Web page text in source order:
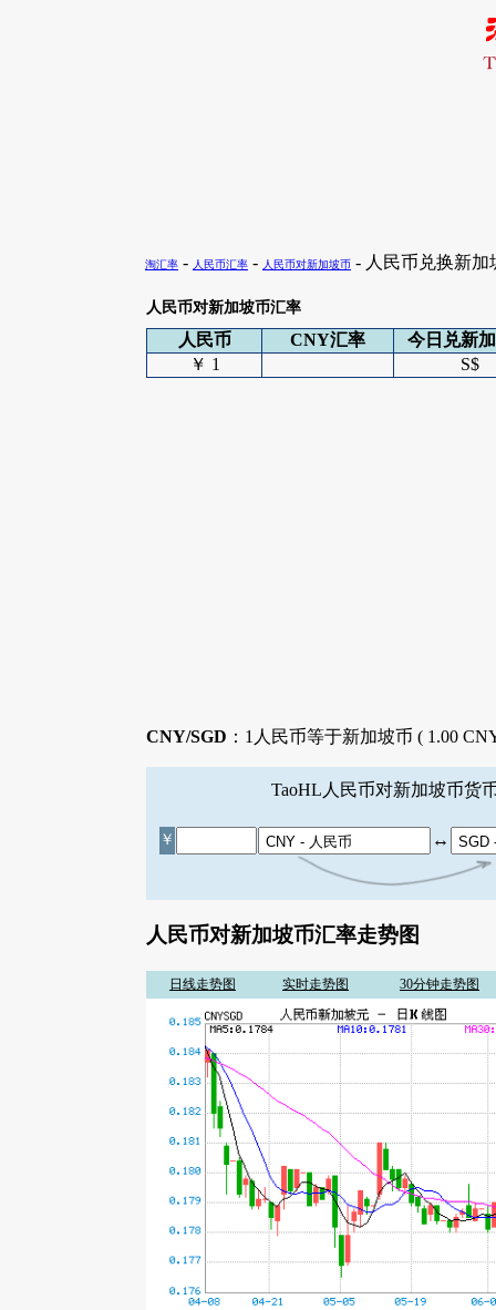
淘汇率 - 人民币汇率 - 人民币对新加坡币 - 人民币兑换新
人民币对新加坡币汇率
人民币 CNY汇率
今日兑新
￥ 1
S$
CNY/SGD ：1人民币等于新加坡币 ( 1.00
TaoHL人民币对新加坡币货
￥ ↔
人民币对新加坡币汇率走势图
日线走势图 实时走势图 30分钟走势图